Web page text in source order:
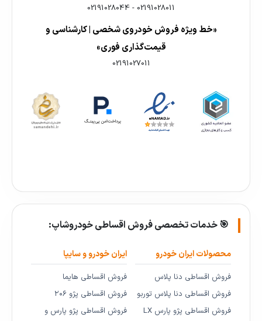
02191028011
-
02191028044
«خط ویژه فروش خودروی شخصی | کارشناسی و
قیمت‌گذاری فوری»
02191027011
🎯 خدمات تخصصی فروش اقساطی خودروشاپ:
محصولات ایران خودرو
فروش اقساطی دنا پلاس
فروش اقساطی دنا پلاس توربو
فروش اقساطی پژو پارس LX
ایران خودرو و سایپا
فروش اقساطی هایما
فروش اقساطی پژو ۲۰۶
فروش اقساطی پژو پارس و